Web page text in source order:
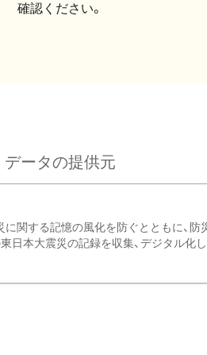
確認ください。
データの提供元
関する記憶の風化を防ぐとともに、防
日本大震災の記録を収集、デジタル化